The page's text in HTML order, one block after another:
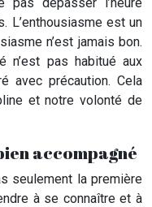
L’enthousiasme est un
n’est jamais bon.
n’est pas habitué aux
précaution. Cela
et notre volonté de
accompagné
seulement la première
à se connaître et à